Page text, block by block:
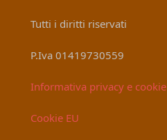
Tutti i diritti riservati
P.Iva 01419730559
Informativa privacy e cookie
Cookie EU